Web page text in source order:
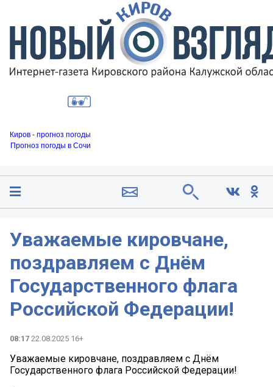
Киров - прогноз погоды
Прогноз погоды в Сочи
Уважаемые кировчане,
поздравляем с Днём
Государственного флага
Российской Федерации!
08:17 22.08.2025 16+
Уважаемые кировчане, поздравляем с Днём
Государственного флага Российской Федерации!